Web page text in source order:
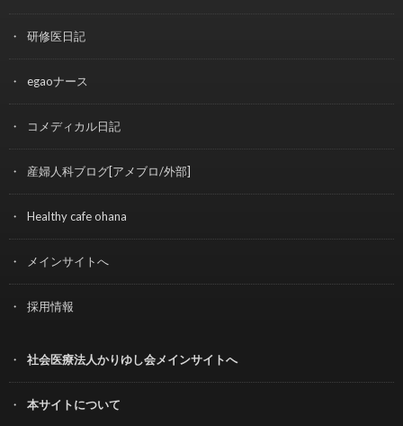
研修医日記
egaoナース
コメディカル日記
産婦人科ブログ[アメブロ/外部]
Healthy cafe ohana
メインサイトへ
採用情報
社会医療法人かりゆし会メインサイトへ
本サイトについて